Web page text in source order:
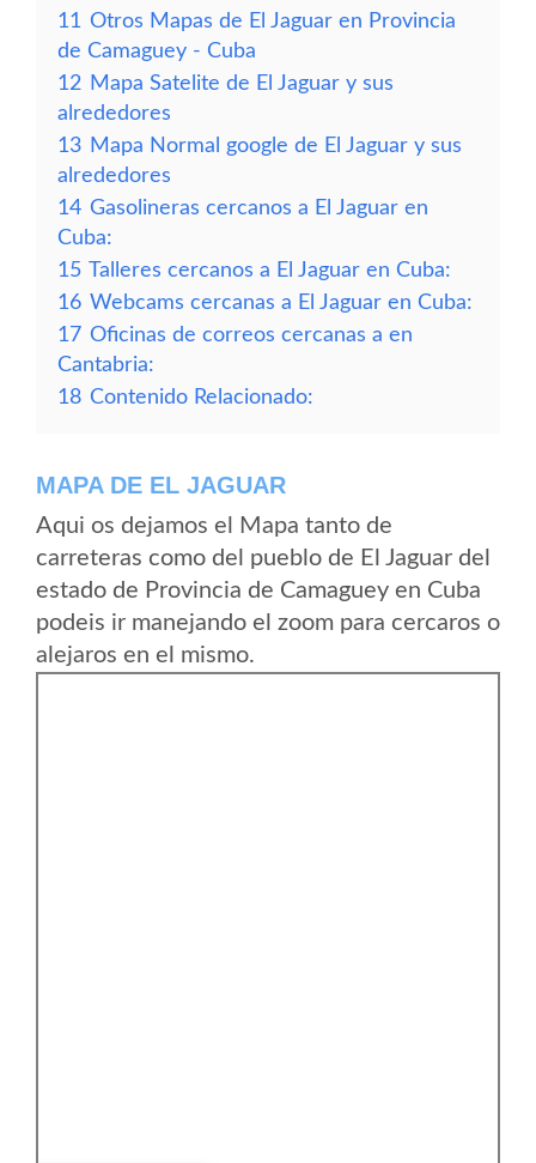
11 Otros Mapas de El Jaguar en Provincia
de Camaguey - Cuba
12 Mapa Satelite de El Jaguar y sus
alrededores
13 Mapa Normal google de El Jaguar y sus
alrededores
14 Gasolineras cercanos a El Jaguar en
Cuba:
15 Talleres cercanos a El Jaguar en Cuba:
16 Webcams cercanas a El Jaguar en Cuba:
17 Oficinas de correos cercanas a en
Cantabria:
18 Contenido Relacionado:
MAPA DE EL JAGUAR
Aqui os dejamos el Mapa tanto de
carreteras como del pueblo de El Jaguar del
estado de Provincia de Camaguey en Cuba
podeis ir manejando el zoom para cercaros o
alejaros en el mismo.